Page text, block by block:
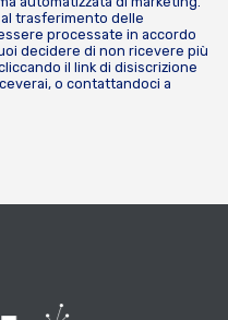
trasferimento delle
processate in accordo
decidere di non ricevere più
il link di disiscrizione
o contattandoci a